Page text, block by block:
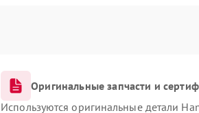
Оригинальные запчасти и
Используются оригинальные детали